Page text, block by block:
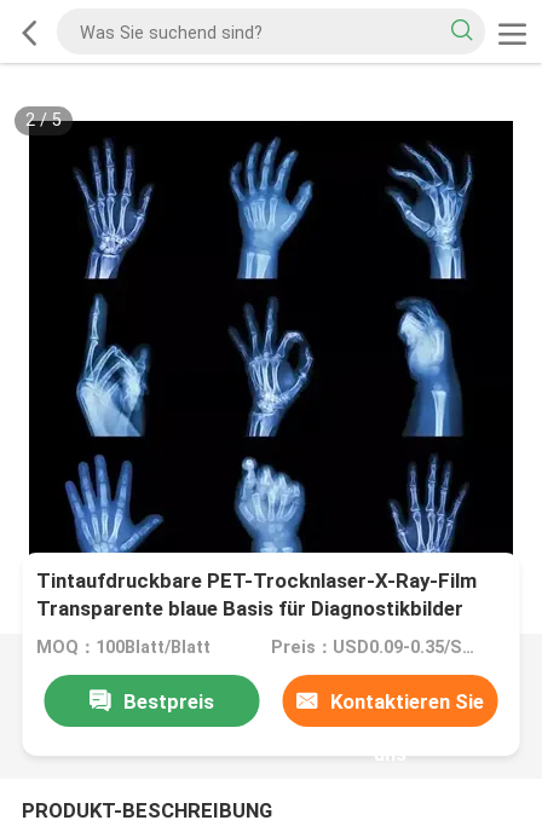
2/5
Tintaufdruckbare PET-Trocknlaser-X-Ray-Film
Transparente blaue Basis für Diagnostikbilder
MOQ：100Blatt/Blatt Preis：USD0.09-0.35/Sheet
Bestpreis Kontaktieren Sie
uns
PRODUKT-BESCHREIBUNG